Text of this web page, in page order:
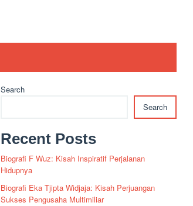
Search
Search
Recent Posts
Biografi F Wuz: Kisah Inspiratif Perjalanan
Hidupnya
Biografi Eka Tjipta Widjaja: Kisah Perjuangan
Sukses Pengusaha Multimiliar